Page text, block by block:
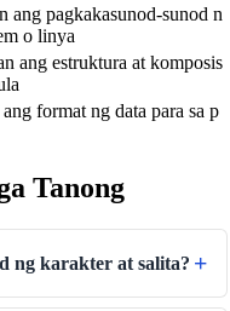
ang pagkakasunod-sunod n
o linya
ang estruktura at komposis
format ng data para sa p
Tanong
ng karakter at salita?